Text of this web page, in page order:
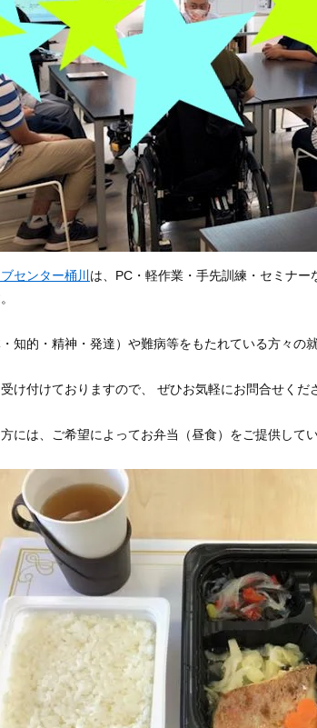
センター桶川 は、PC・軽作業・手先訓練・セミナ
知的・精神・発達）や難病等をもたれている方々の
け付けておりますので、 ぜひお気軽にお問合せくだ
には、ご希望によってお弁当（昼食）をご提供してい